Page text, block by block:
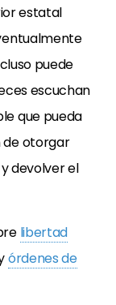
estatal
puede
escuchan
que pueda
de otorgar
devolver el
libertad
órdenes de